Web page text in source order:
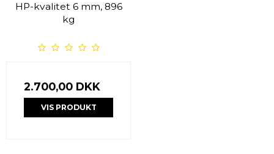
HP-kvalitet 6 mm, 896
kg
2.700,00 DKK
VIS PRODUKT